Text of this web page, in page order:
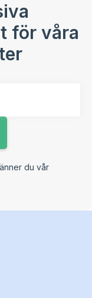
för våra
du vår